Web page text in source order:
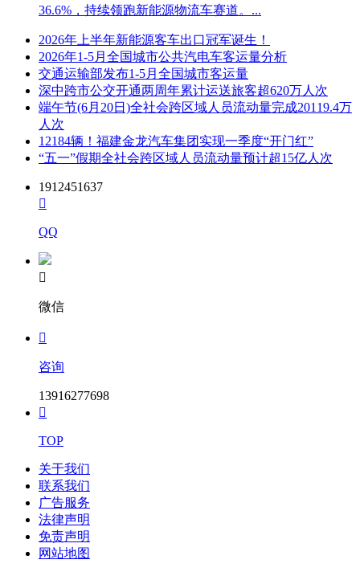
36.6%，持续领跑新能源物流车赛道。...
2026年上半年新能源客车出口冠军诞生！
2026年1-5月全国城市公共汽电车客运量分析
交通运输部发布1-5月全国城市客运量
深中跨市公交开通两周年累计运送旅客超620万人次
端午节(6月20日)全社会跨区域人员流动量完成20119.4万
人次
12184辆！福建金龙汽车集团实现一季度“开门红”
“五一”假期全社会跨区域人员流动量预计超15亿人次
1912451637

QQ

微信

咨询
13916277698

TOP
关于我们
联系我们
广告服务
法律声明
免责声明
网站地图